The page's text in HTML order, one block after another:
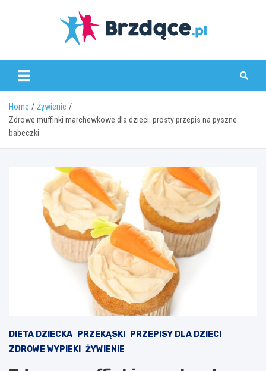
Brzdące.pl
Home
Żywienie
Zdrowe muffinki marchewkowe dla dzieci: prosty przepis na pyszne
babeczki
DIETA DZIECKA PRZEKĄSKI
PRZEPISY DLA DZIECI
ZDROWE WYPIEKI
ŻYWIENIE